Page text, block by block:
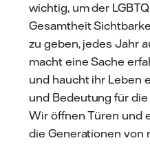
wichtig, um der
Gesamtheit
zu geben, jedes Jahr
macht eine Sache
und haucht ihr Leben
und Bedeutung für
Wir öffnen Türen und
die Generationen von